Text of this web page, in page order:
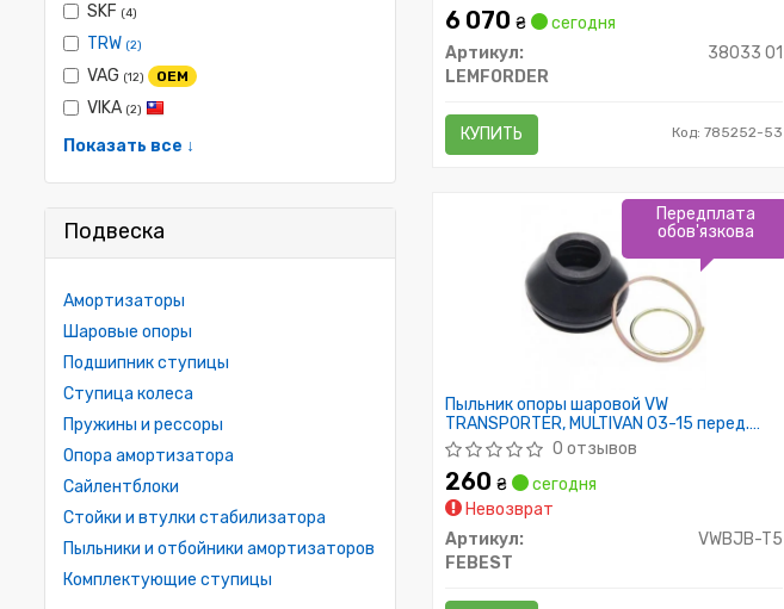
SKF (4)
TRW (2)
VAG (12) OEM
VIKA (2)
Показать все ↓
Подвеска
Амортизаторы
Шаровые опоры
Подшипник ступицы
Ступица колеса
Пружины и рессоры
Опора амортизатора
Сайлентблоки
Стойки и втулки стабилизатора
Пыльники и отбойники амортизаторов
Комплектующие ступицы
6 070 ₴
сегодня
Артикул:
38033 01
LEMFORDER
КУПИТЬ Код: 785252-53
Пыльник опоры шаровой VW
TRANSPORTER, MULTIVAN 03-15 перед.
мост низ (Пр-во FEBEST)
0 отзывов
260 ₴
сегодня
Невозврат
Артикул:
VWBJB-T5
FEBEST
Передплата
обов'язкова